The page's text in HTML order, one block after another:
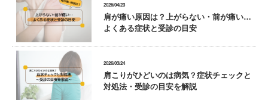
2026/04/23
肩が痛い原因は？上がらない・前が痛い…
よくある症状と受診の目安
2026/03/24
肩こりがひどいのは病気？症状チェックと
対処法・受診の目安を解説